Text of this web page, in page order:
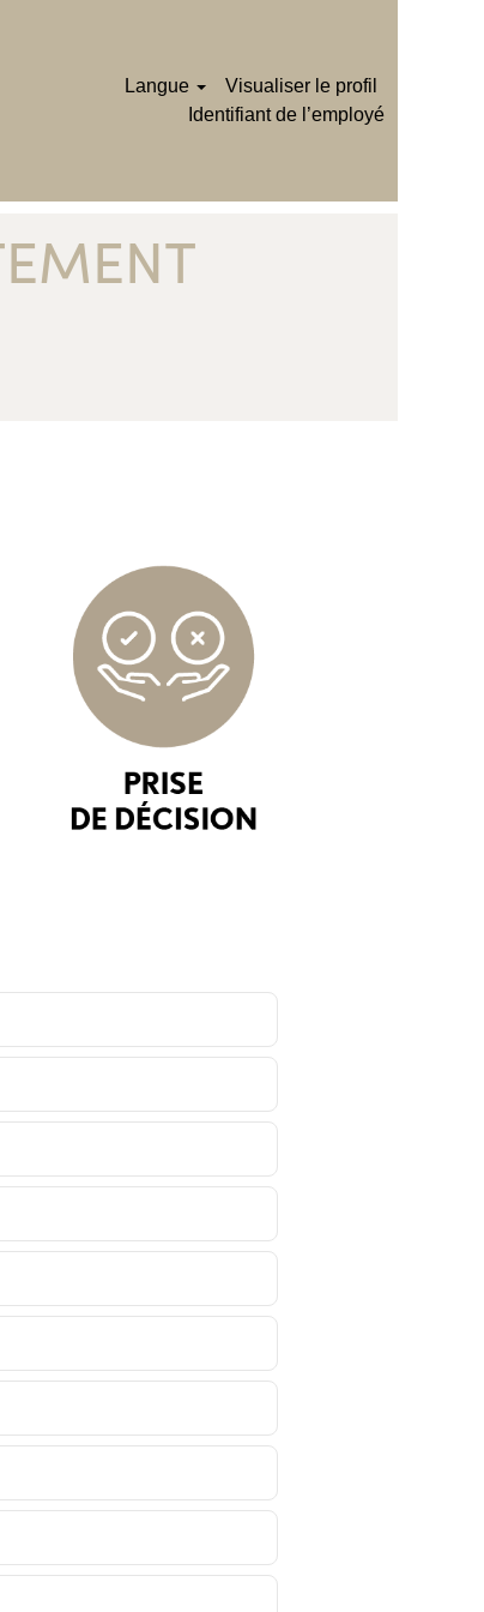
Langue
Visualiser le profil
Identifiant de l’employé